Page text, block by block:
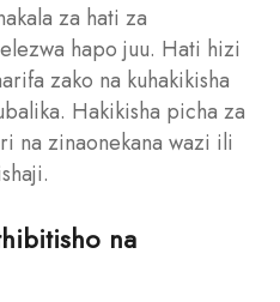
za hati za
hapo juu. Hati hizi
zako na kuhakikisha
Hakikisha picha za
na zinaonekana wazi ili
na